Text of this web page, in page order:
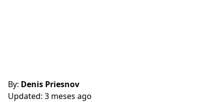
By: Denis Priesnov
Updated: 3 meses ago